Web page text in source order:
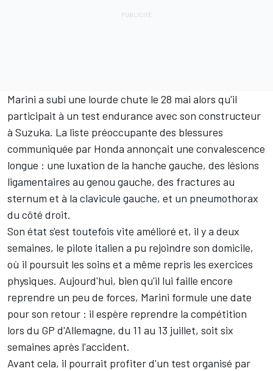
Marini a subi une lourde chute le 28 mai alors qu'il
participait à un test endurance avec son constructeur
à Suzuka. La liste préoccupante des blessures
communiquée par Honda annonçait une convalescence
longue : une luxation de la hanche gauche, des lésions
ligamentaires au genou gauche, des fractures au
sternum et à la clavicule gauche, et un pneumothorax
du côté droit.
Son état s'est toutefois vite amélioré et, il y a deux
semaines, le pilote italien a pu rejoindre son domicile,
où il poursuit les soins et a même repris les exercices
physiques. Aujourd'hui, bien qu'il lui faille encore
reprendre un peu de forces, Marini formule une date
pour son retour : il espère reprendre la compétition
lors du GP d'Allemagne, du 11 au 13 juillet, soit six
semaines après l'accident.
Avant cela, il pourrait profiter d'un test organisé par